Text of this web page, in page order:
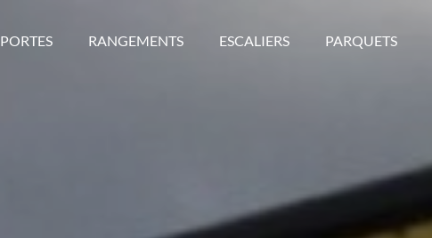
PORTES RANGEMENTS ESCALIERS PARQUETS